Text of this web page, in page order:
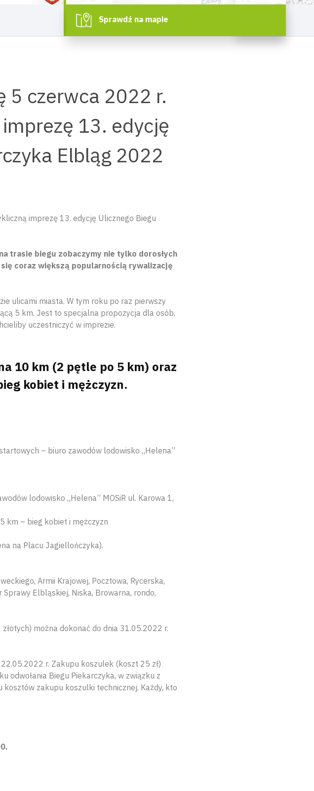
Sprawdź na mapie
5 czerwca 2022 r.
13. edycję
Elbląg 2022
imprezę 13. edycję Ulicznego Biegu
trasie biegu zobaczymy nie tylko dorosłych
coraz większą popularnością rywalizację
ulicami miasta. W tym roku po raz pierwszy
5 km. Jest to specjalna propozycja dla osób,
uczestniczyć w imprezie.
10 km (2 pętle po 5 km) oraz
kobiet i mężczyzn.
– biuro zawodów lodowisko „Helena”
lodowisko „Helena” MOSiR ul. Karowa 1,
km – bieg kobiet i mężczyzn
na Placu Jagiellończyka).
Armii Krajowej, Pocztowa, Rycerska,
Sprawy Elbląskiej, Niska, Browarna, rondo,
można dokonać do dnia 31.05.2022 r.
r. Zakupu koszulek (koszt 25 zł)
odwołania Biegu Piekarczyka, w związku z
kosztów zakupu koszulki technicznej. Każdy, kto